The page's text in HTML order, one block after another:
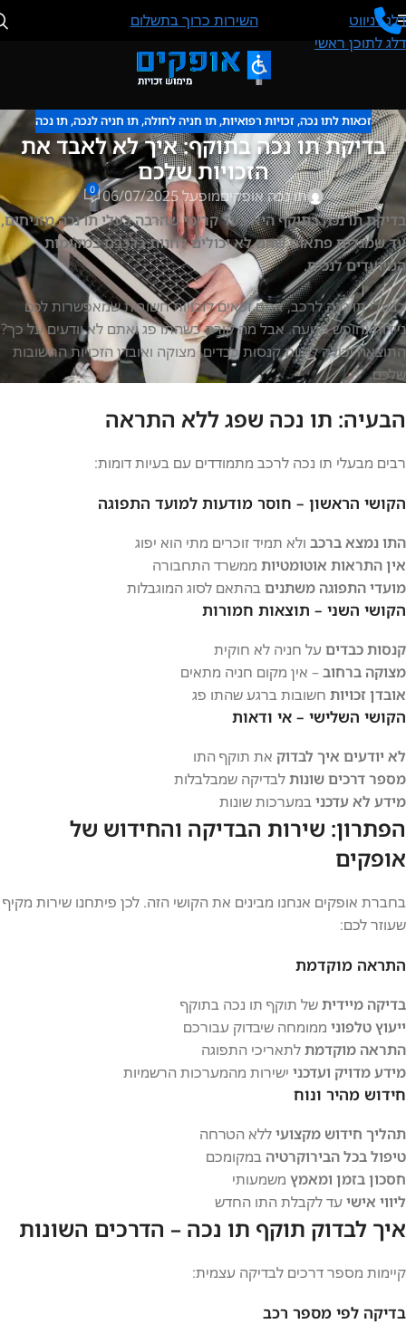
דלג לניווט
דלג לתוכן ראשי
השירות כרוך בתשלום
זכאות לתו נכה,זכויות רפואיות,תו חניה לחולה,תו חניה לנכה,תו נכה
בדיקת תו נכה בתוקף: איך לא לאבד את
הזכויות שלכם
תו נכה אופקיםמופעל 06/07/2025 0
בדיקת תו נכה בתוקף היא צעד קריטי שהרבה בעלי תו נכה מזניחים,
עד שמגלים פתאום שהם לא יכולים לחנות ברכבם במקומות
המיועדים לנכים.
כבעלי תו נכה לרכב, אתם זכאים לזכויות חשובות שמאפשרות לכם
ניידות וחופש תנועה. אבל מה קורה כשהתו פג ואתם לא יודעים על כך?
התוצאה יכולה להיות קנסות כבדים, מצוקה ואובדן הזכויות החשובות
שלכם.
הבעיה: תו נכה שפג ללא התראה
רבים מבעלי תו נכה לרכב מתמודדים עם בעיות דומות:
הקושי הראשון – חוסר מודעות למועד התפוגה
התו נמצא ברכב ולא תמיד זוכרים מתי הוא יפוג
אין התראות אוטומטיות ממשרד התחבורה
מועדי התפוגה משתניםבהתאם לסוג המוגבלות
הקושי השני – תוצאות חמורות
קנסות כבדיםעל חניה לא חוקית
מצוקה ברחוב– אין מקום חניה מתאים
אובדן זכויות חשובות ברגע שהתו פג
הקושי השלישי – אי ודאות
לא יודעים איך לבדוק את תוקף התו
מספר דרכים שונותלבדיקה שמבלבלות
מידע לא עדכניבמערכות שונות
הפתרון: שירות הבדיקה והחידוש של
אופקים
בחברת אופקים אנחנו מבינים את הקושי הזה. לכן פיתחנו שירות מקיף
שעוזר לכם:
התראה מוקדמת
בדיקה מיידיתשל תוקף תו נכה בתוקף
ייעוץ טלפוני ממומחה שיבדוק עבורכם
התראה מוקדמתלתאריכי התפוגה
מידע מדויק ועדכני ישירות מהמערכות הרשמיות
חידוש מהיר ונוח
תהליך חידוש מקצועיללא הטרחה
טיפול בכל הבירוקרטיה במקומכם
חסכון בזמן ומאמץ משמעותי
ליווי אישיעד לקבלת התו החדש
איך לבדוק תוקף תו נכה – הדרכים השונות
קיימות מספר דרכים לבדיקה עצמית:
בדיקה לפי מספר רכב